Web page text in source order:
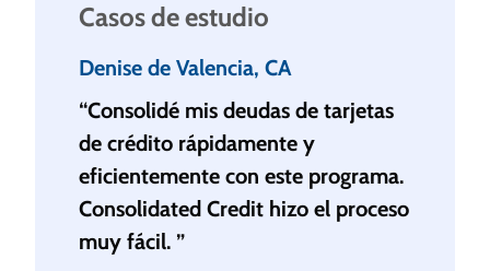
Casos de estudio
Denise de Valencia, CA
“Consolidé mis deudas de tarjetas
de crédito rápidamente y
eficientemente con este programa.
Consolidated Credit hizo el proceso
muy fácil. ”